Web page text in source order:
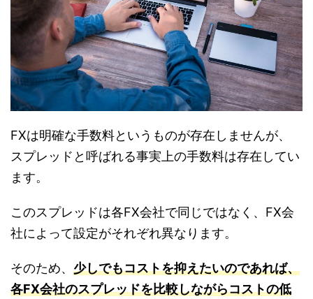
FXは明確な手数料というものが存在しませんが、
スプレッドと呼ばれる事実上の手数料は存在してい
ます。
このスプレッドは各FX会社で同じではなく、FX会
社によって設定がそれぞれ異なります。
そのため、 少しでもコストを抑えたいのであれば、
各FX会社のスプレッドを比較しながらコストの低